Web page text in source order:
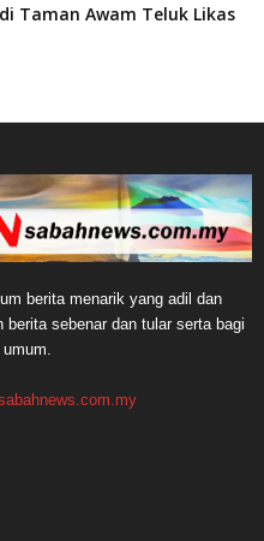
Taman Awam Teluk Likas
berita menarik yang adil dan
sebenar dan tular serta bagi